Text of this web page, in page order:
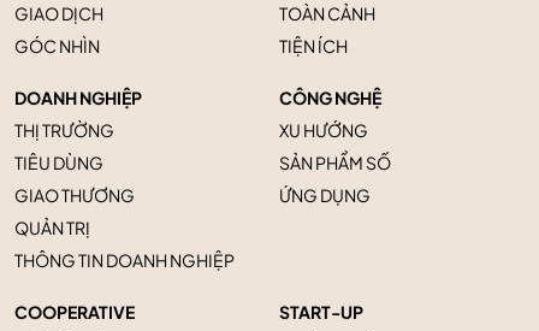
GIAO DỊCH
GÓC NHÌN
TOÀN CẢNH
TIỆN ÍCH
DOANH NGHIỆP
THỊ TRƯỜNG
TIÊU DÙNG
GIAO THƯƠNG
QUẢN TRỊ
THÔNG TIN DOANH NGHIỆP
CÔNG NGHỆ
XU HƯỚNG
SẢN PHẨM SỐ
ỨNG DỤNG
COOPERATIVE
START-UP